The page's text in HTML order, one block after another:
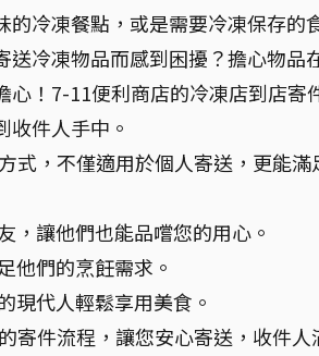
冷凍餐點，或是需要冷凍保存的
冷凍物品而感到困擾？擔心物品
心！7-11便利商店的冷凍店到店寄
件人手中。
式，不僅適用於個人寄送，更能滿
，讓他們也能品嚐您的用心。
他們的烹飪需求。
現代人輕鬆享用美食。
寄件流程，讓您安心寄送，收件人